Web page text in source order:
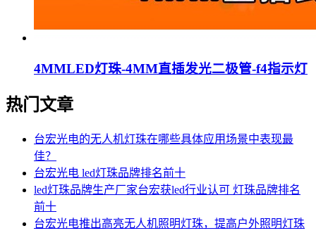
4MMLED灯珠-4MM直插发光二极管-f4指示灯
热门文章
台宏光电的无人机灯珠在哪些具体应用场景中表现最
佳？
台宏光电 led灯珠品牌排名前十
led灯珠品牌生产厂家台宏获led行业认可 灯珠品牌排名
前十
台宏光电推出高亮无人机照明灯珠，提高户外照明灯珠